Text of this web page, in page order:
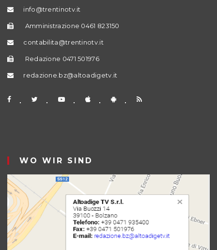
info@trentinotv.it
Amministrazione 0461 823150
contabilita@trentinotv.it
Redazione 0471 501976
redazione.bz@altoadigetv.it
WO WIR SIND